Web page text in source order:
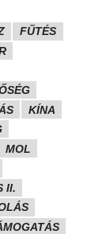
FŰTÉS
KÍNA
MOL
II.